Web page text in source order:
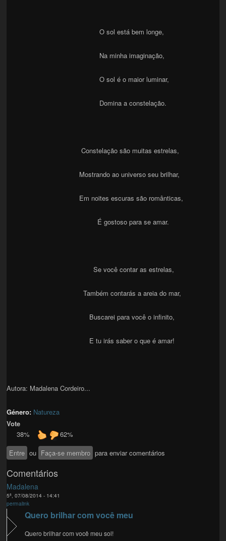
O sol está bem longe,
Na minha imaginação,
O sol é o maior luminar,
Domina a constelação.
Constelação são muitas estrelas,
Mostrando ao universo seu brilhar,
Em noites escuras são românticas,
É gostoso para se amar.
Se você contar as estrelas,
Também contarás a areia do mar,
Buscarei para você o infinito,
E tu irás saber o que é amar!
Autora: Madalena Cordeiro...
Género: Natureza
Vote
38%
62%
Entre ou Faça-se membro para enviar comentários
Comentários
Madalena
5ª, 07/08/2014 - 14:41
permalink
Quero brilhar com você meu
Quero brilhar com você meu sol!